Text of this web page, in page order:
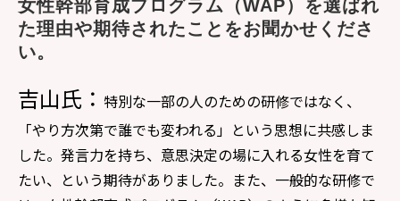
女性幹部育成プログラム（WAP）を選ばれ
た理由や期待されたことをお聞かせくださ
い。
吉山氏： 特別な一部の人のための研修ではなく、
「やり方次第で誰でも変われる」という思想に共感しま
した。発言力を持ち、意思決定の場に入れる女性を育て
たい、という期待がありました。また、一般的な研修で